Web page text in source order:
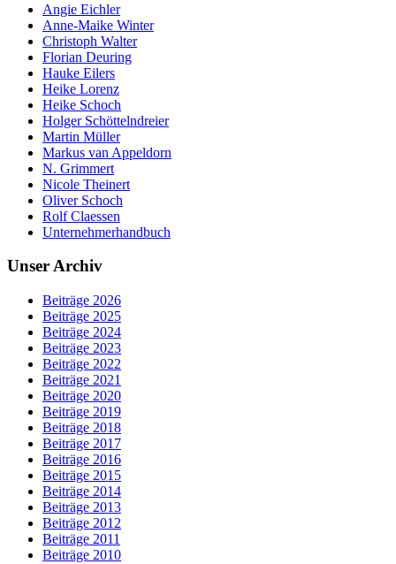
Angie Eichler
Anne-Maike Winter
Christoph Walter
Florian Deuring
Hauke Eilers
Heike Lorenz
Heike Schoch
Holger Schöttelndreier
Martin Müller
Markus van Appeldorn
N. Grimmert
Nicole Theinert
Oliver Schoch
Rolf Claessen
Unternehmerhandbuch
Unser Archiv
Beiträge 2026
Beiträge 2025
Beiträge 2024
Beiträge 2023
Beiträge 2022
Beiträge 2021
Beiträge 2020
Beiträge 2019
Beiträge 2018
Beiträge 2017
Beiträge 2016
Beiträge 2015
Beiträge 2014
Beiträge 2013
Beiträge 2012
Beiträge 2011
Beiträge 2010